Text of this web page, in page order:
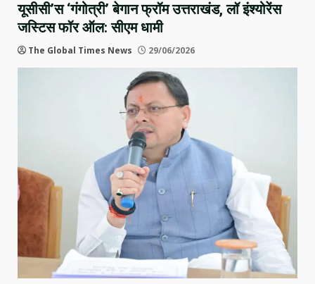
यूसीसी’स ‘गंगोत्री’ बेगान फ्रॉम उत्तराखंड, लॉ इंश्योरेंस
जस्टिस फॉर ऑल: सीएम धामी
The Global Times News 29/06/2026